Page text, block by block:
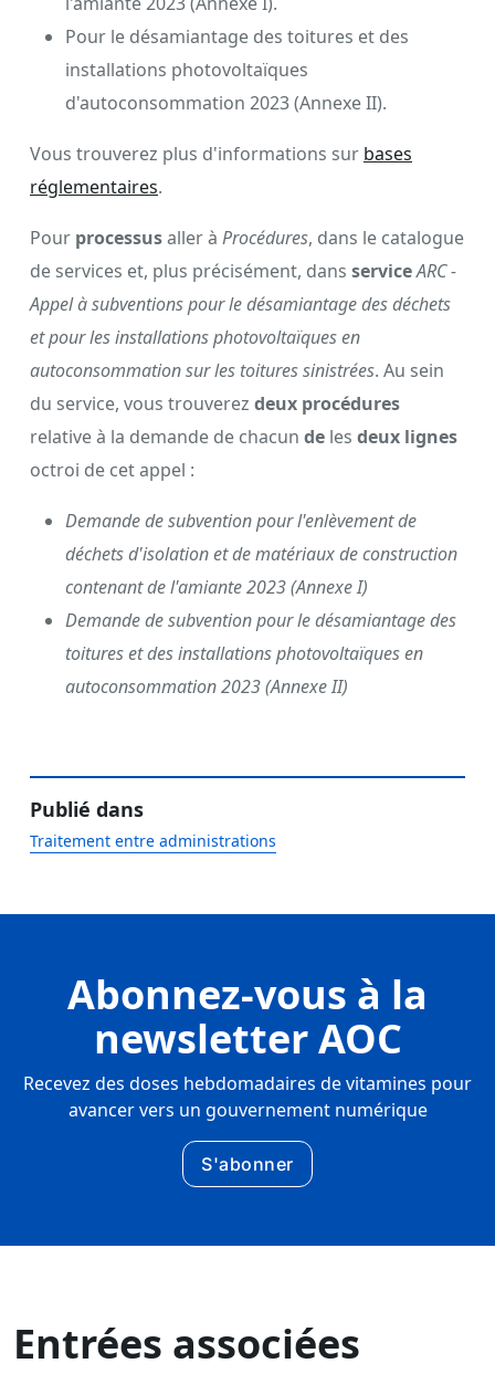
Pour le désamiantage des toitures et des
installations photovoltaïques
d'autoconsommation 2023 (Annexe II).
Vous trouverez plus d'informations sur bases
réglementaires.
Pour processusaller à Procédures, dans le catalogue
de services et, plus précisément, dans serviceARC -
Appel à subventions pour le désamiantage des déchets
et pour les installations photovoltaïques en
autoconsommation sur les toitures sinistrées. Au sein
du service, vous trouverez deux procédures
relative à la demande de chacun de les deux lignes
octroi de cet appel :
Demande de subvention pour l'enlèvement de
déchets d'isolation et de matériaux de construction
contenant de l'amiante 2023 (Annexe I)
Demande de subvention pour le désamiantage des
toitures et des installations photovoltaïques en
autoconsommation 2023(Annexe II)
Publié dans
Traitement entre administrations
Abonnez-vous à la
newsletter AOC
Recevez des doses hebdomadaires de vitamines pour
avancer vers un gouvernement numérique
S'abonner
Entrées associées